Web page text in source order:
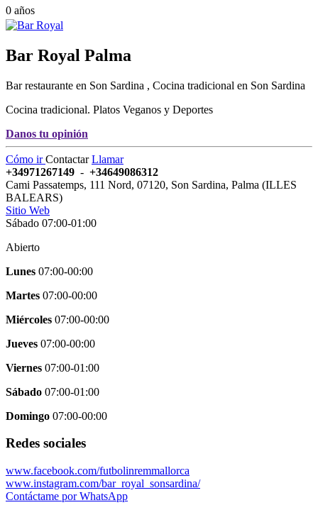
0 años
Bar Royal Palma
Bar restaurante en Son Sardina , Cocina tradicional en Son Sardina
Cocina tradicional. Platos Veganos y Deportes
Danos tu opinión
Cómo irContactarLlamar
+34971267149 - +34649086312
Cami Passatemps, 111 Nord, 07120, Son Sardina, Palma (ILLES
BALEARS)
Sitio Web
Sábado 07:00-01:00
Abierto
Lunes 07:00-00:00
Martes 07:00-00:00
Miércoles 07:00-00:00
Jueves 07:00-00:00
Viernes 07:00-01:00
Sábado 07:00-01:00
Domingo 07:00-00:00
Redes sociales
www.facebook.com/futbolinremmallorca
www.instagram.com/bar_royal_sonsardina/
Contáctame por WhatsApp